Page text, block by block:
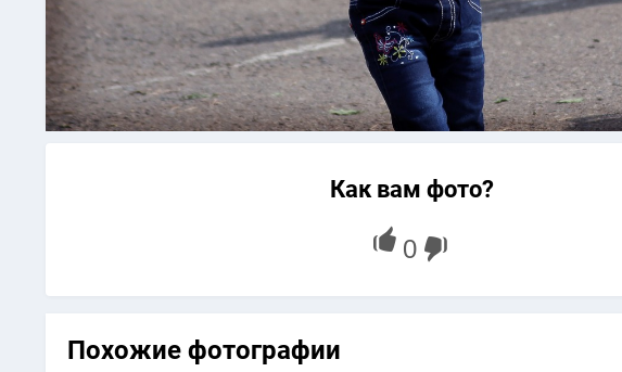
Как вам фото?
Похожие фотографии